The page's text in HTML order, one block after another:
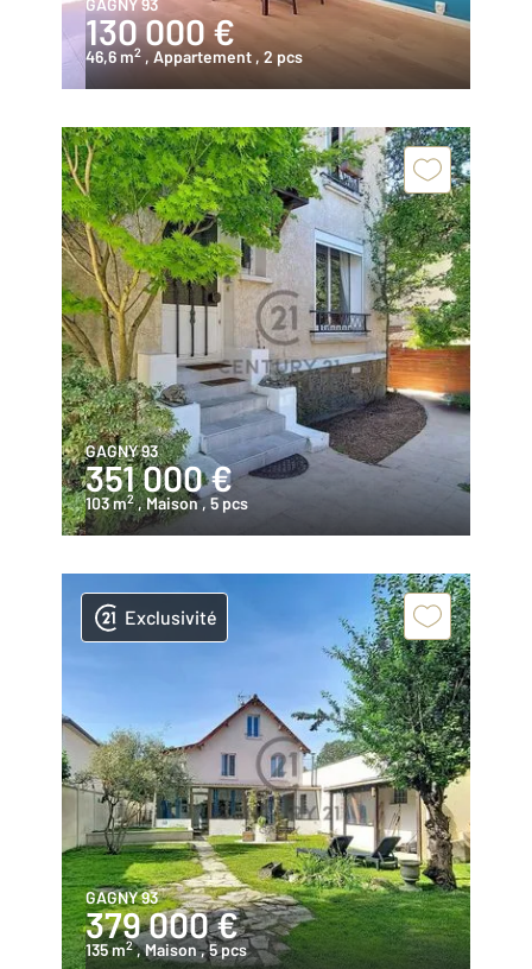
GAGNY 93
130 000 €
46,6 m2 , Appartement , 2 pcs
GAGNY 93
351 000 €
103 m2 , Maison, 5 pcs
Exclusivité
GAGNY 93
379 000 €
135 m2 , Maison, 5 pcs